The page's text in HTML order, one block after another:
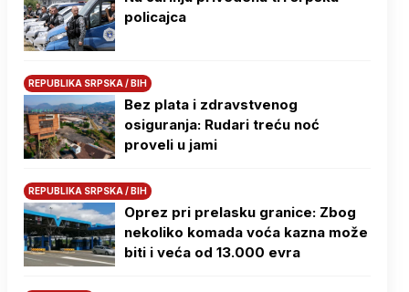
policajca
REPUBLIKA SRPSKA / BIH
Bez plata i zdravstvenog
osiguranja: Rudari treću noć
proveli u jami
REPUBLIKA SRPSKA / BIH
Oprez pri prelasku granice: Zbog
nekoliko komada voća kazna može
biti i veća od 13.000 evra